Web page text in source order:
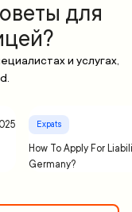
для
и услугах,
Expats
How To Apply For
Germany?